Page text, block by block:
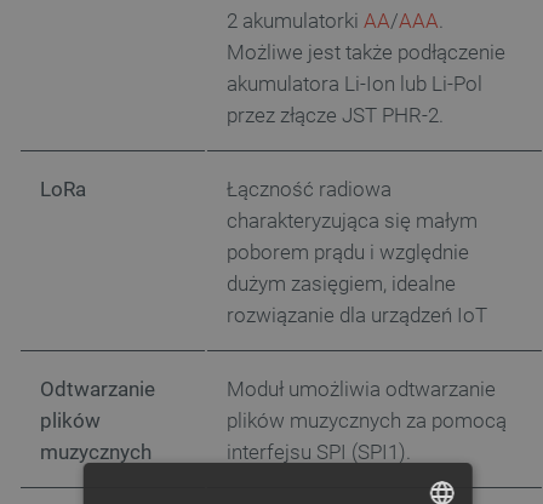
2 akumulatorki AA/AAA.
Możliwe jest także podłączenie
akumulatora Li-Ion lub Li-Pol
przez złącze JST PHR-2.
LoRa
Łączność radiowa
charakteryzująca się małym
poborem prądu i względnie
dużym zasięgiem, idealne
rozwiązanie dla urządzeń IoT
Odtwarzanie
plików
muzycznych
Moduł umożliwia odtwarzanie
plików muzycznych za pomocą
interfejsu SPI (SPI1 ).